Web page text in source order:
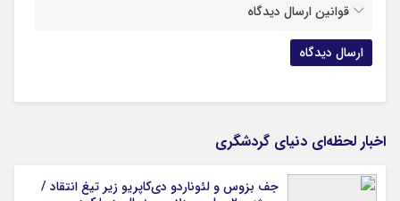
قوانین ارسال دیدگاه
اخبار لحظه‌ای دنیای گردشگری
جف بزوس و لئوناردو دی‌کاپریو زیر تیغ انتقاد /